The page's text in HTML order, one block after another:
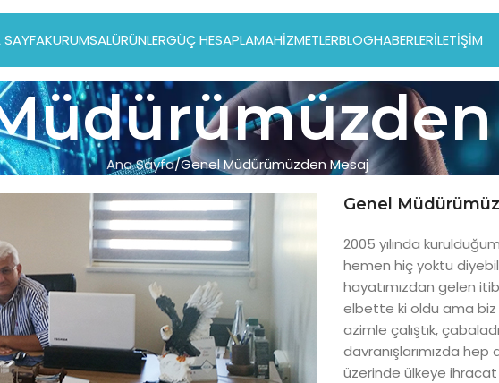
KURUMSALÜRÜNLERGÜÇ HESAPLAMAHIZMETLERBLOGHABERLERİLETIŞIM
Ana Sayfa Genel Müdürümüzden Mesaj
Genel
2005 yılında
hemen hiç yoktu
hayatımızdan gelen
elbette ki oldu ama biz
azimle çalıştık,
davranışlarımızda hep
üzerinde ülkeye